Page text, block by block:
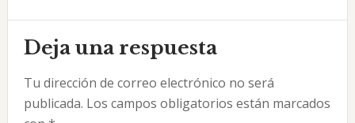
Interacciones
con
los
Deja una respuesta
Tu dirección de correo electrónico no será
publicada. Los campos obligatorios están marcados